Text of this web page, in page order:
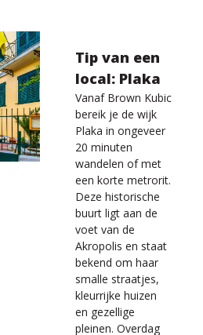
Tip van een
local: Plaka
Vanaf Brown Kubic
bereik je de wijk
Plaka in ongeveer
20 minuten
wandelen of met
een korte metrorit.
Deze historische
buurt ligt aan de
voet van de
Akropolis en staat
bekend om haar
smalle straatjes,
kleurrijke huizen
en gezellige
pleinen. Overdag